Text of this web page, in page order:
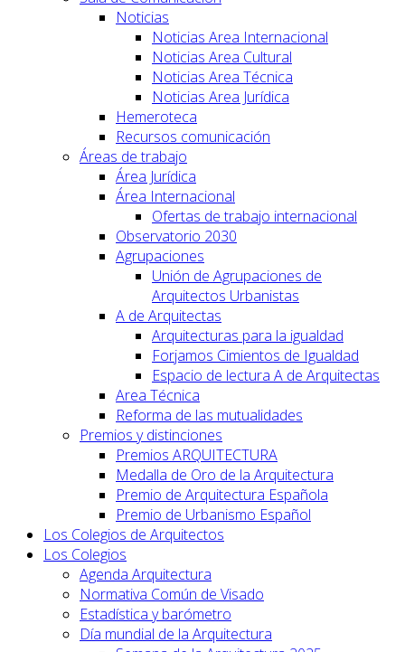
Noticias
Noticias Area Internacional
Noticias Area Cultural
Noticias Area Técnica
Noticias Area Jurídica
Hemeroteca
Recursos comunicación
Áreas de trabajo
Área Jurídica
Área Internacional
Ofertas de trabajo internacional
Observatorio 2030
Agrupaciones
Unión de Agrupaciones de
Arquitectos Urbanistas
A de Arquitectas
Arquitecturas para la igualdad
Forjamos Cimientos de Igualdad
Espacio de lectura A de Arquitectas
Area Técnica
Reforma de las mutualidades
Premios y distinciones
Premios ARQUITECTURA
Medalla de Oro de la Arquitectura
Premio de Arquitectura Española
Premio de Urbanismo Español
Los Colegios de Arquitectos
Los Colegios
Agenda Arquitectura
Normativa Común de Visado
Estadística y barómetro
Día mundial de la Arquitectura